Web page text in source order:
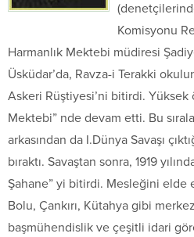
Komisyonu
Harmanlık Mektebi müdiresi
Üsküdar’da, Ravza-i Terakki
Askeri Rüştiyesi’ni bitirdi.
Mektebi” nde devam etti. Bu
arkasından da I.Dünya Savaşı
bıraktı. Savaştan sonra, 1919
Şahane” yi bitirdi. Mesleğini elde
Bolu, Çankırı, Kütahya gibi
başmühendislik ve çeşitli idari